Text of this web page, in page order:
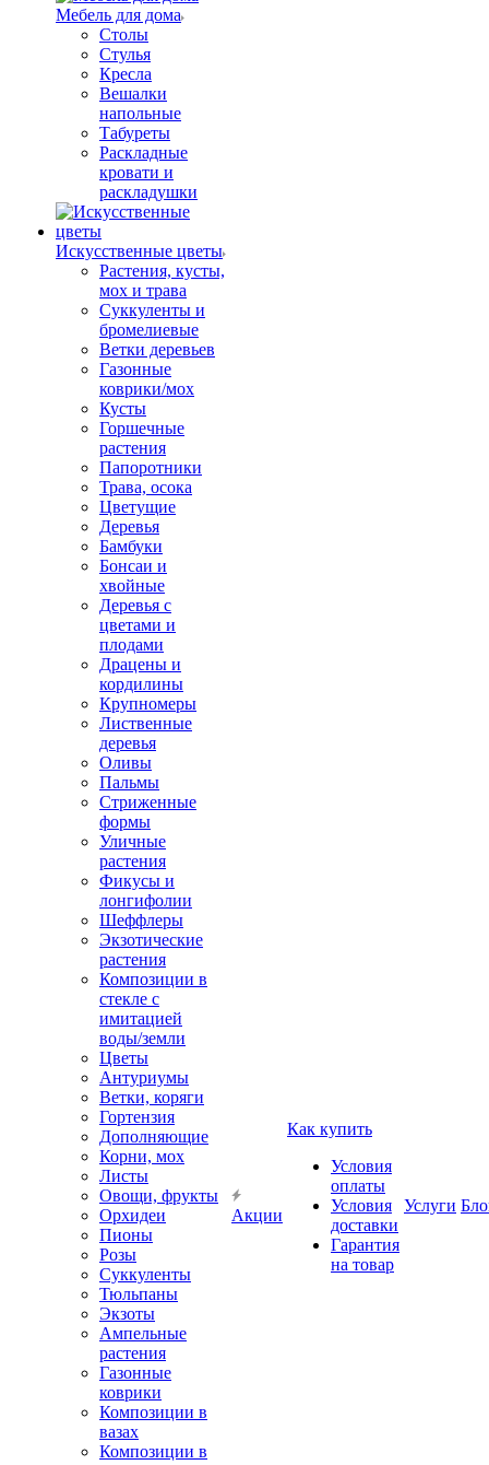
Мебель для дома
Столы
Стулья
Кресла
Вешалки
напольные
Табуреты
Раскладные
кровати и
раскладушки
Искусственные цветы
Растения, кусты,
мох и трава
Суккуленты и
бромелиевые
Ветки деревьев
Газонные
коврики/мох
Кусты
Горшечные
растения
Папоротники
Трава, осока
Цветущие
Деревья
Бамбуки
Бонсаи и
хвойные
Деревья с
цветами и
плодами
Драцены и
кордилины
Крупномеры
Лиственные
деревья
Оливы
Пальмы
Стриженные
формы
Уличные
растения
Фикусы и
лонгифолии
Шеффлеры
Экзотические
растения
Композиции в
стекле с
имитацией
воды/земли
Цветы
Антуриумы
Ветки, коряги
Гортензия
Дополняющие
Корни, мох
Листы
Овощи, фрукты
Орхидеи
Пионы
Розы
Суккуленты
Тюльпаны
Экзоты
Ампельные
растения
Газонные
коврики
Композиции в
вазах
Композиции в
Акции
Как купить
Условия
оплаты
Условия
доставки
Гарантия
на товар
Услуги